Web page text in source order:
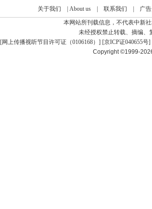
关于我们 About us| 联系我们
广
本网站所刊载信息，不代表中新
未经授权禁止转载、摘编、
[网上传播视听节目许可证（0106168） ] [京ICP证040655号]
Copyright ©1999-